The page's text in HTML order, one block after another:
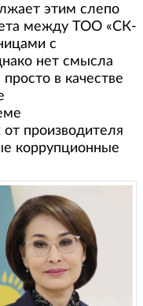
этим слепо
между ТОО «СК-
с
нет смысла
в качестве
производителя
коррупционные